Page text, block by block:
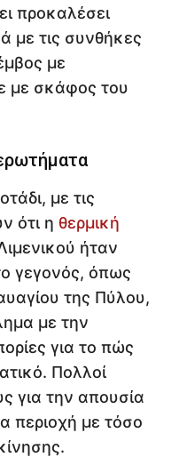
προκαλέσει
με τις συνθήκες
με
με σκάφος του
με τις
ότι η θερμική
ήταν
γεγονός, όπως
της Πύλου,
με την
για το πώς
Πολλοί
για την απουσία
περιοχή με τόσο